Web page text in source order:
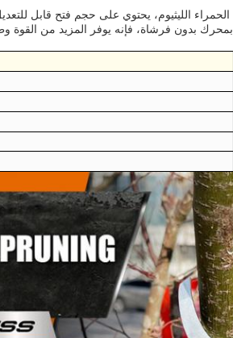
بدون فرشاة، فإنه يوفر المزيد من القوة